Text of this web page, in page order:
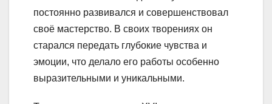
постоянно развивался и совершенствовал
своё мастерство. В своих творениях он
старался передать глубокие чувства и
эмоции, что делало его работы особенно
выразительными и уникальными.